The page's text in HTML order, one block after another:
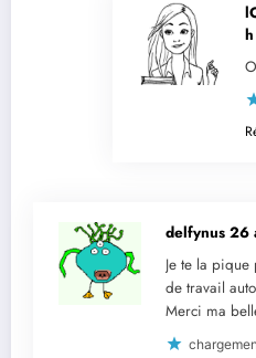
delfynus 26
Je te la
de travail
Merci ma